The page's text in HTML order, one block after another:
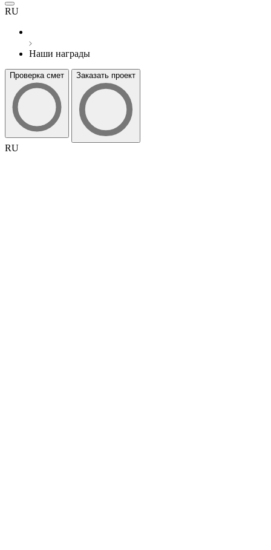
RU
Наши награды
Проверка смет Заказать проект
RU